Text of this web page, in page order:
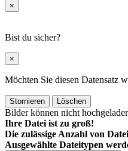
×
Bist du sicher?
×
Möchten Sie diesen Datensatz
Stornieren Löschen
Bilder können nicht
Ihre Datei ist zu groß!
Die zulässige Anzahl von
Ausgewählte Dateitypen